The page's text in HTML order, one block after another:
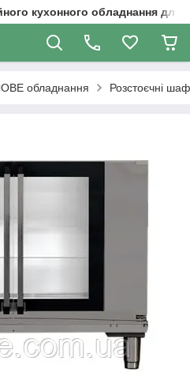
кухонного обладнання
обладнання Розстоєчні